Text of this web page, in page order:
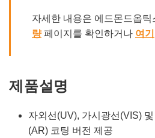
자세한 내용은 에드몬드옵틱
량페이지를 확인하거나 여기
제품설명
자외선(UV), 가시광선(VIS)
(AR) 코팅 버전 제공